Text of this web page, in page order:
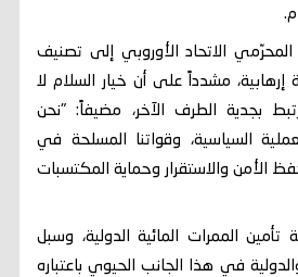
الاتحاد الأوروبي إلى تصنيف
مشدداً على أن خيار السلام لا
بجدية الطرف الآخر، مضيفاً: "نحن
السياسية، وقواتنا المسلحة في
الأمن والاستقرار وحماية المكتسبات
الممرات المائية الدولية، وسبل
في هذا الجانب الحيوي باعتباره